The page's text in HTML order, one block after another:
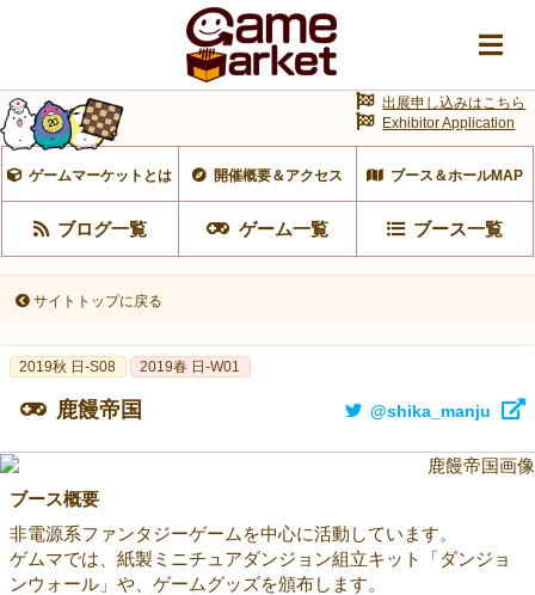
ゲームマーケットとは 開催概要＆アクセス ブース＆ホールMAP
ブログ一覧 ゲーム一覧 ブース一覧
出展申し込みはこちら
Exhibitor Application
サイトトップに戻る
2019秋 日-S08 2019春 日-W01
鹿饅帝国 @shika_manju
ブース概要
非電源系ファンタジーゲームを中心に活動しています。
ゲムマでは、紙製ミニチュアダンジョン組立キット「ダンジョ
ンウォール」や、ゲームグッズを頒布します。